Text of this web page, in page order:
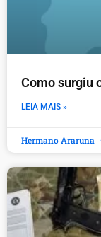
Como surgiu
LEIA MAIS »
Hermano Araruna